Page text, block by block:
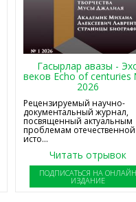
Гасырлар авазы -
веков Echo of
2026
Рецензируемый научно-
документальный журнал,
посвященный актуальным
проблемам отечественной
исто...
Читать отрывок
ПОДПИСАТЬСЯ НА
ИЗДАНИЕ